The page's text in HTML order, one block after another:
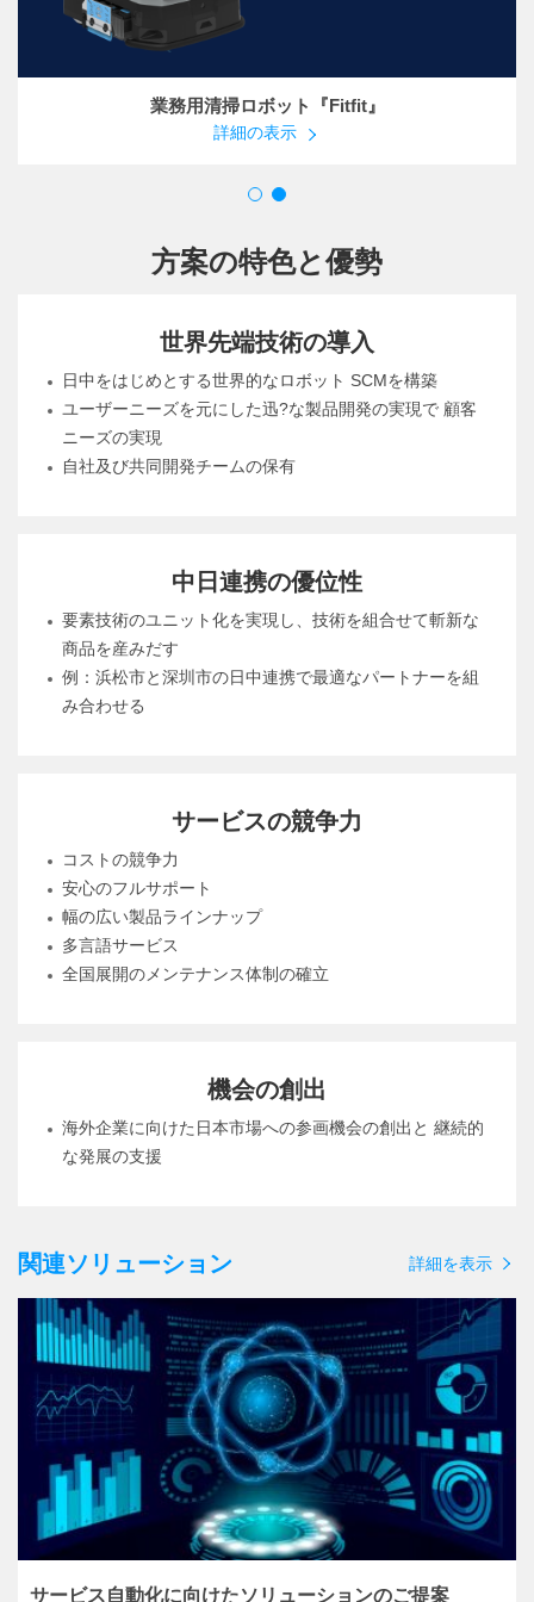
業務用清掃ロボット『Fitfit』
詳細の表示
方案の特色と優勢
世界先端技術の導入
日中をはじめとする世界的なロボット SCMを構築
ユーザーニーズを元にした迅?な製品開発の実現で 顧客
ニーズの実現
自社及び共同開発チームの保有
中日連携の優位性
要素技術のユニット化を実現し、技術を組合せて斬新な
商品を産みだす
例：浜松市と深圳市の日中連携で最適なパートナーを組
み合わせる
サービスの競争力
コストの競争力
安心のフルサポート
幅の広い製品ラインナップ
多言語サービス
全国展開のメンテナンス体制の確立
機会の創出
海外企業に向けた日本市場への参画機会の創出と 継続的
な発展の支援
関連ソリューション 詳細を表示
サービス自動化に向けたソリューションのご提案